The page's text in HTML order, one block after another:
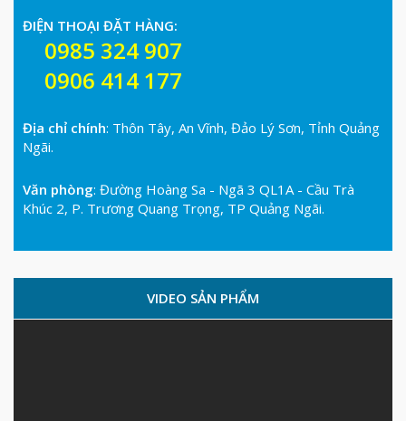
ĐIỆN THOẠI ĐẶT HÀNG:
0985 324 907
0906 414 177
Địa chỉ chính: Thôn Tây, An Vĩnh, Đảo Lý Sơn, Tỉnh Quảng
Ngãi.
Văn phòng: Đường Hoàng Sa - Ngã 3 QL1A - Cầu Trà
Khúc 2, P. Trương Quang Trọng, TP Quảng Ngãi.
VIDEO SẢN PHẨM